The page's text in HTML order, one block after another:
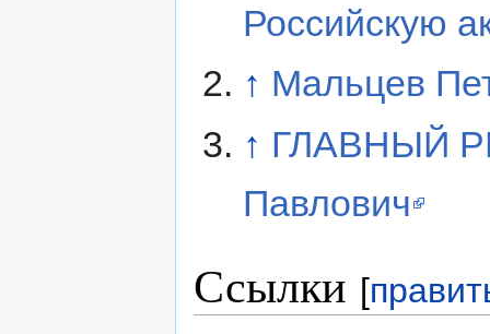
Российскую
↑ Мальцев
↑ ГЛАВНЫЙ
Павлович
Ссылки [